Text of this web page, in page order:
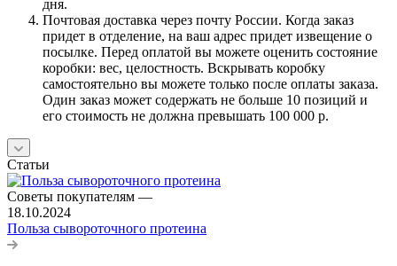
дня.
Почтовая доставка через почту России. Когда заказ
придет в отделение, на ваш адрес придет извещение о
посылке. Перед оплатой вы можете оценить состояние
коробки: вес, целостность. Вскрывать коробку
самостоятельно вы можете только после оплаты заказа.
Один заказ может содержать не больше 10 позиций и
его стоимость не должна превышать 100 000 р.
Статьи
Советы покупателям —
18.10.2024
Польза сывороточного протеина